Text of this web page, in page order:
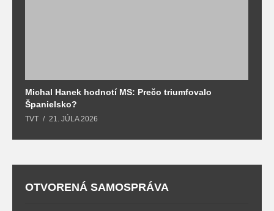
Michal Hanek hodnotí MS: Prečo triumfovalo
Španielsko?
TVT 21. JÚLA 2026
OTVORENÁ SAMOSPRÁVA